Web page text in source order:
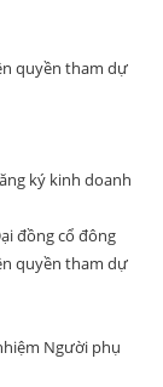
quyền tham dự
ký kinh doanh
đồng cổ đông
quyền tham dự
Người phụ